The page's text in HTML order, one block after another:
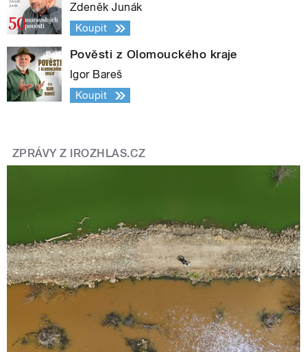
Zdeněk Junák
Koupit
Pověsti z Olomouckého kraje
Igor Bareš
Koupit
ZPRÁVY Z IROZHLAS.CZ